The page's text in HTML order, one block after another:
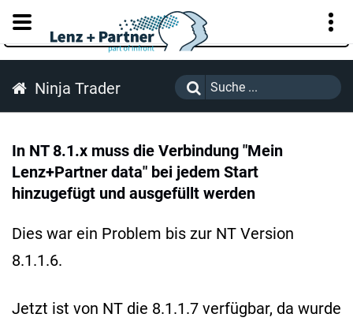
KUNDENPORTAL
Ninja Trader
In NT 8.1.x muss die Verbindung "Mein
Lenz+Partner data" bei jedem Start
hinzugefügt und ausgefüllt werden
Dies war ein Problem bis zur NT Version
8.1.1.6.
Jetzt ist von NT die 8.1.1.7 verfügbar, da wurde